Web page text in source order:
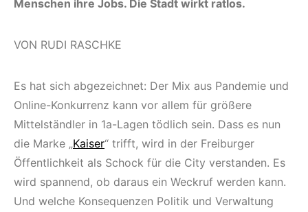
Menschen ihre Jobs. Die Stadt wirkt ratlos.
VON RUDI RASCHKE
Es hat sich abgezeichnet: Der Mix aus Pandemie und
Online-Konkurrenz kann vor allem für größere
Mittelständler in 1a-Lagen tödlich sein. Dass es nun
die Marke „Kaiser“ trifft, wird in der Freiburger
Öffentlichkeit als Schock für die City verstanden. Es
wird spannend, ob daraus ein Weckruf werden kann.
Und welche Konsequenzen Politik und Verwaltung